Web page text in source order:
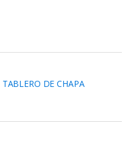
TABLERO DE CHAPA